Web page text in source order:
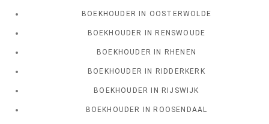
BOEKHOUDER IN OOSTERWOLDE
BOEKHOUDER IN RENSWOUDE
BOEKHOUDER IN RHENEN
BOEKHOUDER IN RIDDERKERK
BOEKHOUDER IN RIJSWIJK
BOEKHOUDER IN ROOSENDAAL